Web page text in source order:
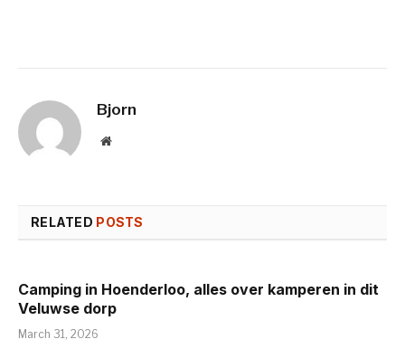
Bjorn
Website
RELATED POSTS
Camping in Hoenderloo, alles over kamperen in dit
Veluwse dorp
March 31, 2026